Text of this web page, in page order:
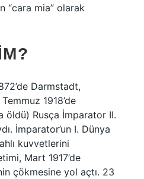
“cara mia” olarak
Darmstadt,
1918’de
öldü) Rusça İmparator II.
İmparator’un I. Dünya
kuvvetlerini
Mart 1917’de
çökmesine yol açtı. 23